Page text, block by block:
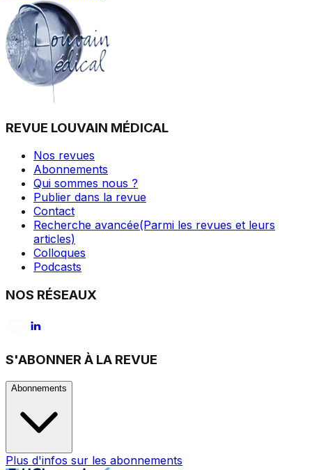
REVUE LOUVAIN MÉDICAL
Nos revues
Abonnements
Qui sommes nous ?
Publier dans la revue
Contact
Recherche avancée(Parmi les revues et leurs
articles)
Colloques
Podcasts
NOS RÉSEAUX
S'ABONNER À LA REVUE
Abonnements
Plus d'infos sur les abonnements